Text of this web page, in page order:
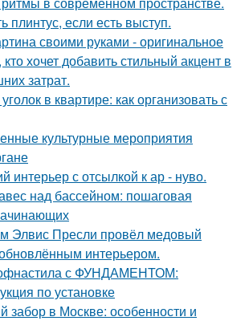
плинтус, если есть выступ.
своими руками - оригинальное
хочет добавить стильный акцент в
затрат.
в квартире: как организовать с
культурные мероприятия
интерьер с отсылкой к ар - нуво.
над бассейном: пошаговая
Элвис Пресли провёл медовый
интерьером.
с ФУНДАМЕНТОМ:
по установке
забор в Москве: особенности и